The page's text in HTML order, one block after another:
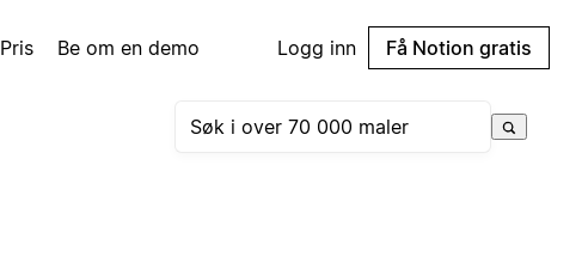
Pris Be om en demo Logg inn Få Notion gratis